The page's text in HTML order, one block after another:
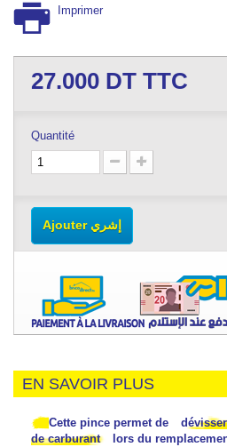
Imprimer
27.000 DT TTC
Quantité
Ajouter إشري
EN SAVOIR PLUS
Cette pince permet de
de carburant
lors du